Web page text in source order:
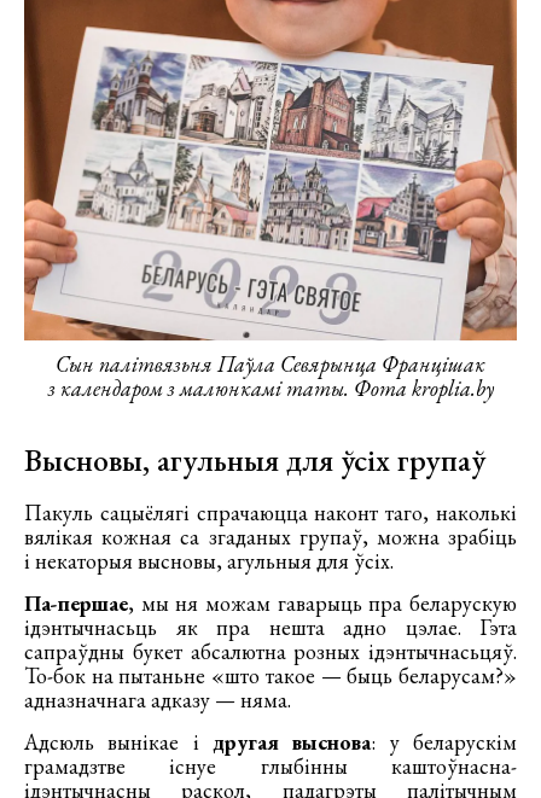
Сын палітвязьня Паўла Севярынца Францішак
з календаром з малюнкамі таты. Фота kroplia.by
Высновы, агульныя для ўсіх групаў
Пакуль сацыёлягі спрачаюцца наконт таго, наколькі
вялікая кожная са згаданых групаў, можна зрабіць
і некаторыя высновы, агульныя для ўсіх.
Па-першае, мы ня можам гаварыць пра беларускую
ідэнтычнасьць як пра нешта адно цэлае. Гэта
сапраўдны букет абсалютна розных ідэнтычнасьцяў.
То-бок на пытаньне «што такое — быць беларусам?»
адназначнага адказу — няма.
Адсюль вынікае і другая выснова: у беларускім
грамадзтве існуе глыбінны каштоўнасна-
ідэнтычнасны раскол, падагрэты палітычным